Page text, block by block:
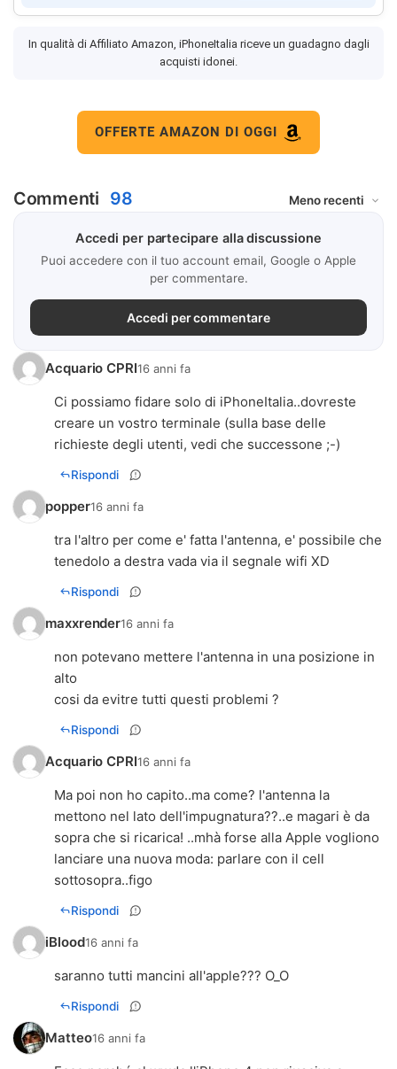
In qualità di Affiliato Amazon, iPhoneItalia riceve un guadagno dagli
acquisti idonei.
OFFERTE AMAZON DI OGGI
Commenti 98
Accedi per partecipare alla discussione
Puoi accedere con il tuo account email, Google o Apple
per commentare.
Accedi per commentare
Acquario CPRI16 anni fa
Ci possiamo fidare solo di iPhoneItalia..dovreste
creare un vostro terminale (sulla base delle
richieste degli utenti, vedi che successone ;-)
Rispondi
popper16 anni fa
tra l'altro per come e' fatta l'antenna, e' possibile che
tenedolo a destra vada via il segnale wifi XD
Rispondi
maxxrender16 anni fa
non potevano mettere l'antenna in una posizione in
alto
cosi da evitre tutti questi problemi ?
Rispondi
Acquario CPRI16 anni fa
Ma poi non ho capito..ma come? l'antenna la
mettono nel lato dell'impugnatura??..e magari è da
sopra che si ricarica! ..mhà forse alla Apple vogliono
lanciare una nuova moda: parlare con il cell
sottosopra..figo
Rispondi
iBlood16 anni fa
saranno tutti mancini all'apple??? O_O
Rispondi
Matteo16 anni fa